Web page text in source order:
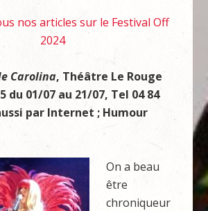
nos articles sur le Festival Off
2024
Carolina, Théâtre Le Rouge
du 01/07 au 21/07, Tel 04 84
par Internet ; Humour
On a beau
être
chroniqueur